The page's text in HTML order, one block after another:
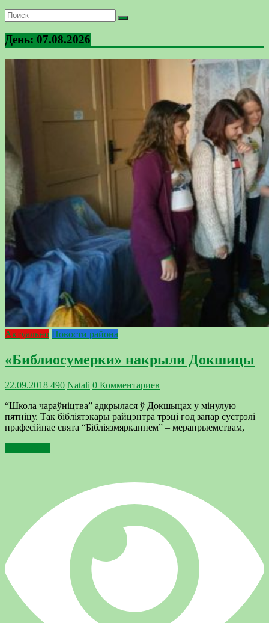
День: 07.08.2026
Актуально Новости района
«Библиосумерки» накрыли Докшицы
22.09.2018 490 Natali 0 Комментариев
“Школа чараўніцтва” адкрылася ў Докшыцах у мінулую
пятніцу. Так бібліятэкары райцэнтра трэці год запар сустрэлі
прафесійнае свята “Бібліязмярканнем” – мерапрыемствам,